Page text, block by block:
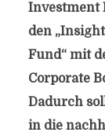
Investment
den
Fund“ mit
Corporate
Dadurch
in die